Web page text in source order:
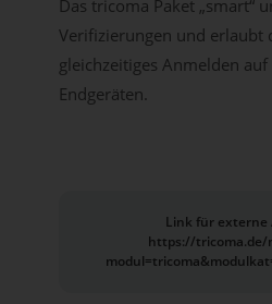
Das tricoma Paket „smart“
Verifizierungen und erlaubt
gleichzeitiges Anmelden
Endgeräten.
Link für externe
https://tricoma.de/